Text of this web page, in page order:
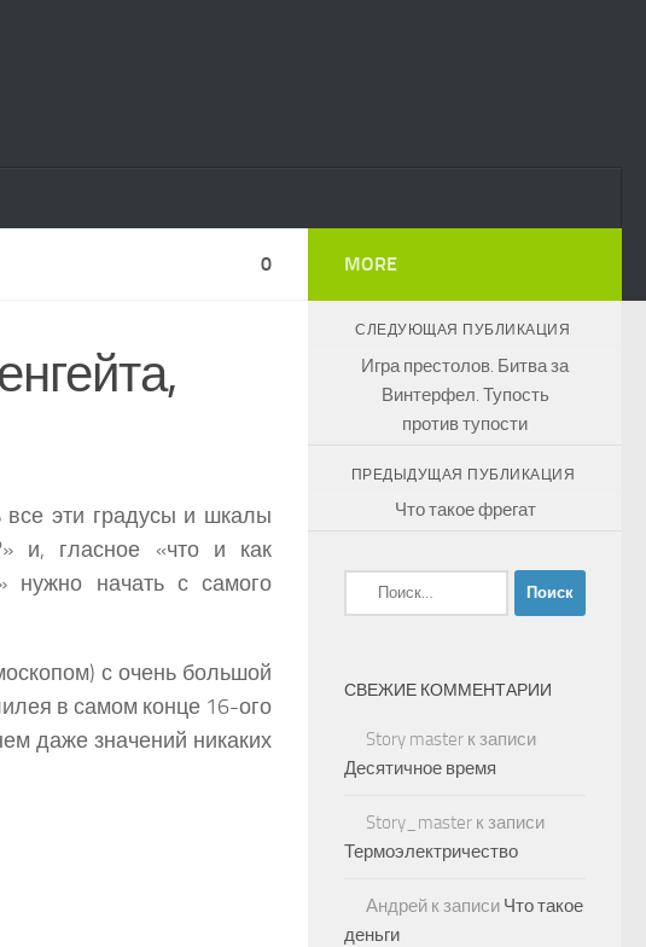
0
все эти градусы и шкалы
и, гласное «что и как
нужно начать с самого
с очень большой
в самом конце 16-ого
даже значений никаких
MORE
СЛЕДУЮЩАЯ ПУБЛИКАЦИЯ
Игра престолов. Битва за
Винтерфел. Тупость
против тупости
ПРЕДЫДУЩАЯ ПУБЛИКАЦИЯ
Что такое фрегат
Найти:
СВЕЖИЕ КОММЕНТАРИИ
Story master к записи
Десятичное время
Story_master к записи
Термоэлектричество
Андрей к записи Что такое
деньги